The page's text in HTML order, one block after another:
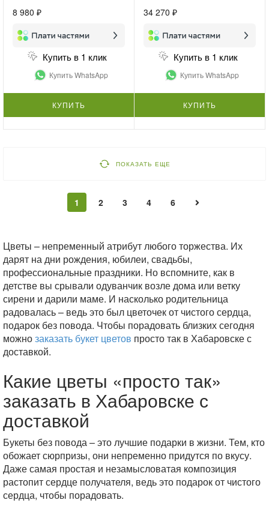
8 980 ₽
Купить в 1 клик
Купить WhatsApp
КУПИТЬ
34 270 ₽
Купить в 1 клик
Купить WhatsApp
КУПИТЬ
ПОКАЗАТЬ ЕЩЕ
1 2 3 4 6
Цветы – непременный атрибут любого торжества. Их
дарят на дни рождения, юбилеи, свадьбы,
профессиональные праздники. Но вспомните, как в
детстве вы срывали одуванчик возле дома или ветку
сирени и дарили маме. И насколько родительница
радовалась – ведь это был цветочек от чистого сердца,
подарок без повода. Чтобы порадовать близких сегодня
можнозаказать букет цветов просто так в Хабаровске с
доставкой.
Какие цветы «просто так»
заказать в Хабаровске с
доставкой
Букеты без повода – это лучшие подарки в жизни. Тем, кто
обожает сюрпризы, они непременно придутся по вкусу.
Даже самая простая и незамысловатая композиция
растопит сердце получателя, ведь это подарок от чистого
сердца, чтобы порадовать.